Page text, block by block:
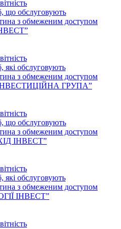
що обслуговують
з обмеженим доступом
які обслуговують
з обмеженим доступом
ГРУПА”
що обслуговують
з обмеженим доступом
ІНВЕСТ”
які обслуговують
з обмеженим доступом
ІНВЕСТ”